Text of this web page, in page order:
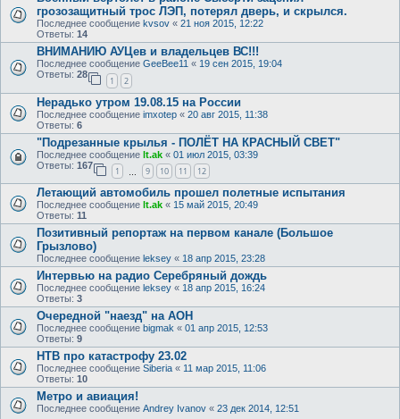
грозозащитный трос ЛЭП, потерял дверь, и скрылся.
Последнее сообщение kvsov « 21 ноя 2015, 12:22
Ответы: 14
ВНИМАНИЮ АУЦев и владельцев ВС!!!
Последнее сообщение GeeBee11 « 19 сен 2015, 19:04
Ответы: 28
1 2
Нерадько утром 19.08.15 на России
Последнее сообщение imxotep « 20 авг 2015, 11:38
Ответы: 6
"Подрезанные крылья - ПОЛЁТ НА КРАСНЫЙ СВЕТ"
Последнее сообщение lt.ak « 01 июл 2015, 03:39
Ответы: 167
1 9 10 11 12
Летающий автомобиль прошел полетные испытания
Последнее сообщение lt.ak « 15 май 2015, 20:49
Ответы: 11
Позитивный репортаж на первом канале (Большое
Грызлово)
Последнее сообщение leksey « 18 апр 2015, 23:28
Интервью на радио Серебряный дождь
Последнее сообщение leksey « 18 апр 2015, 16:24
Ответы: 3
Очередной "наезд" на АОН
Последнее сообщение bigmak « 01 апр 2015, 12:53
Ответы: 9
НТВ про катастрофу 23.02
Последнее сообщение Siberia « 11 мар 2015, 11:06
Ответы: 10
Метро и авиация!
Последнее сообщение Andrey Ivanov « 23 дек 2014, 12:51